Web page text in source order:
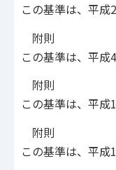
この基準は、平成
附則
この基準は、平成
附則
この基準は、平成
附則
この基準は、平成